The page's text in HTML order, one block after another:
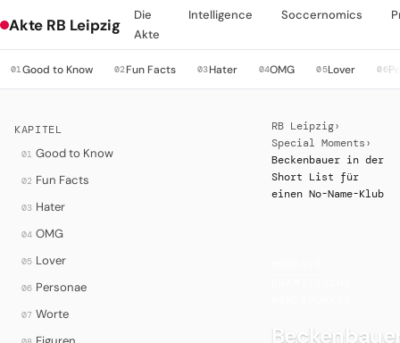
Akte RB Leipzig
Die
Akte
Intelligence Soccernomics
01Good to Know 02Fun Facts 03Hater 04OMG 05Lover 06
KAPITEL
01 Good to Know
02 Fun Facts
03 Hater
04 OMG
05 Lover
06 Personae
07 Worte
RB Leipzig›
Special Moments ›
Beckenbauer in der
Short List für
einen No-Name-Klub